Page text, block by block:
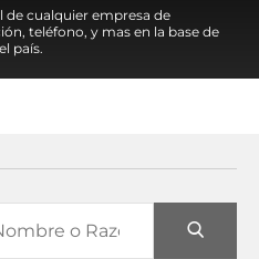
de cualquier empresa de
teléfono, y mas en la base de
país.